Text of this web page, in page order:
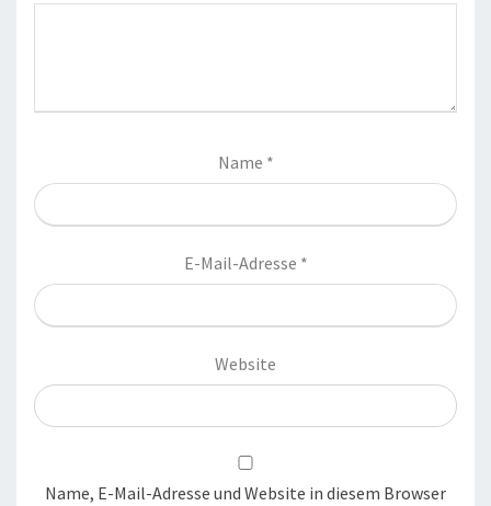
Name *
E-Mail-Adresse *
Website
Name, E-Mail-Adresse und Website in diesem Browser